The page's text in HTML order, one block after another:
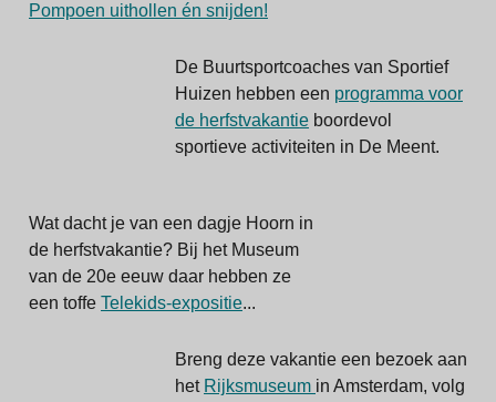
Pompoen uithollen én snijden!
De Buurtsportcoaches van Sportief
Huizen hebben een programma voor
de herfstvakantie boordevol
sportieve activiteiten in De Meent.
Wat dacht je van een dagje Hoorn in
de herfstvakantie? Bij het Museum
van de 20e eeuw daar hebben ze
een toffe Telekids-expositie...
Breng deze vakantie een bezoek aan
het Rijksmuseum in Amsterdam, volg